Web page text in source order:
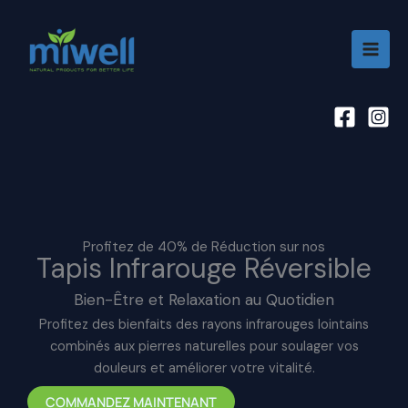
contenu
Profitez de 40% de Réduction sur nos
Tapis Infrarouge Réversible
Bien-Être et Relaxation au Quotidien
Profitez des bienfaits des rayons infrarouges lointains
combinés aux pierres naturelles pour soulager vos
douleurs et améliorer votre vitalité.
COMMANDEZ MAINTENANT